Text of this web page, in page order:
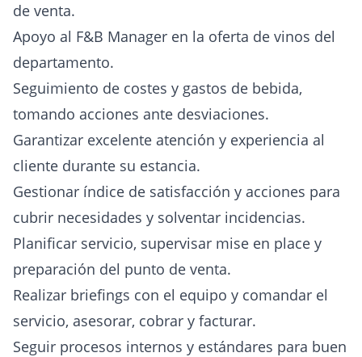
de venta.
Apoyo al F&B Manager en la oferta de vinos del
departamento.
Seguimiento de costes y gastos de bebida,
tomando acciones ante desviaciones.
Garantizar excelente atención y experiencia al
cliente durante su estancia.
Gestionar índice de satisfacción y acciones para
cubrir necesidades y solventar incidencias.
Planificar servicio, supervisar mise en place y
preparación del punto de venta.
Realizar briefings con el equipo y comandar el
servicio, asesorar, cobrar y facturar.
Seguir procesos internos y estándares para buen